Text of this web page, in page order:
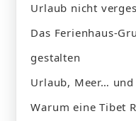
Urlaub nicht
Das Ferienhaus-
gestalten
Urlaub, Meer…
Warum eine Tibet